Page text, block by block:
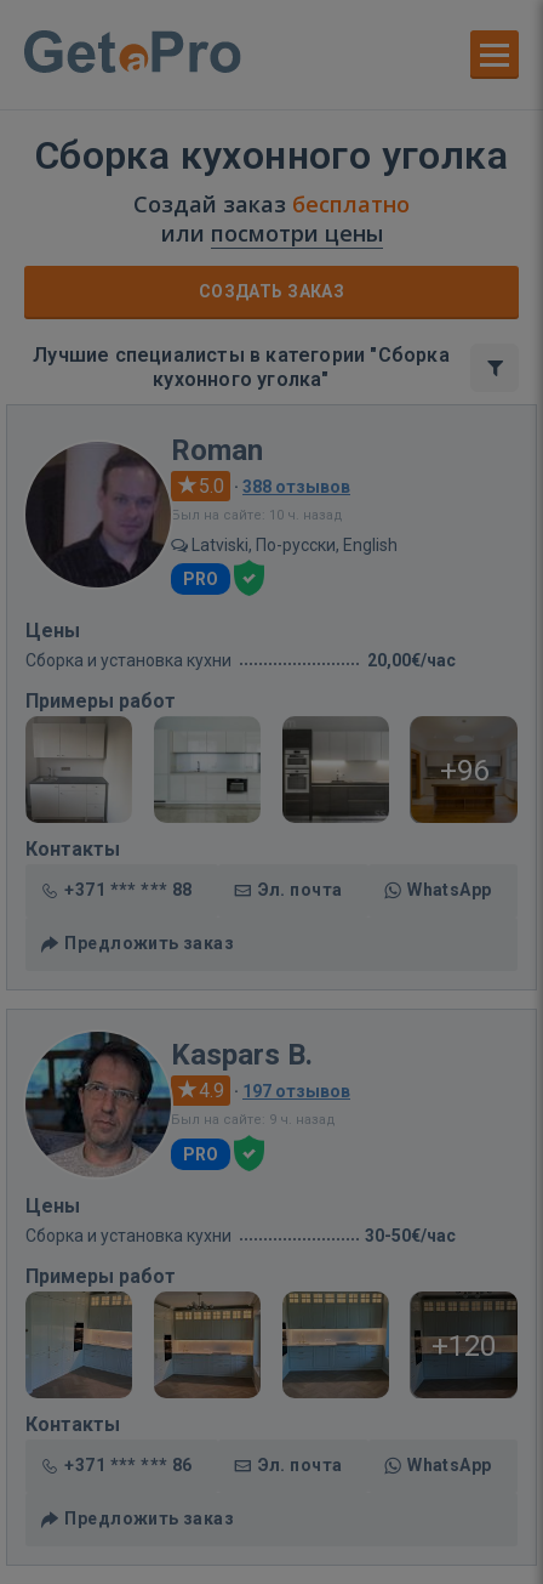
Сборка кухонного уголка
Создай заказ бесплатно
или посмотри цены
СОЗДАТЬ ЗАКАЗ
Лучшие специалисты в категории "Сборка
кухонного уголка"
Roman
5.0 · 388 отзывов
Был на сайте: 10 ч. назад
Latviski, По-русски, English
PRO
Цены
Сборка и установка кухни 20,00€/час
Примеры работ
+96
Контакты
+371 *** *** 88 Эл. почта WhatsApp
Предложить заказ
Kaspars B.
4.9 · 197 отзывов
Был на сайте: 9 ч. назад
PRO
Цены
Сборка и установка кухни 30-50€/час
Примеры работ
+120
Контакты
+371 *** *** 86 Эл. почта WhatsApp
Предложить заказ